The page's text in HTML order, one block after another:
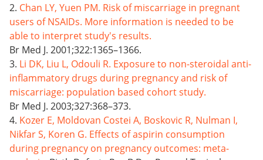
2. Chan LY, Yuen PM. Risk of miscarriage in pregnant
users of NSAIDs. More information is needed to be
able to interpret study's results.
Br Med J. 2001;322:1365–1366.
3. Li DK, Liu L, Odouli R. Exposure to non-steroidal anti-
inflammatory drugs during pregnancy and risk of
miscarriage: population based cohort study.
Br Med J. 2003;327:368–373.
4. Kozer E, Moldovan Costei A, Boskovic R, Nulman I,
Nikfar S, Koren G. Effects of aspirin consumption
during pregnancy on pregnancy outcomes: meta-